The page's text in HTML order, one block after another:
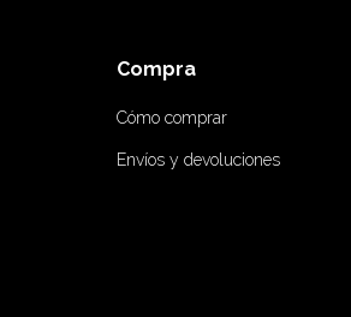
Compra
Cómo comprar
Envíos y devoluciones